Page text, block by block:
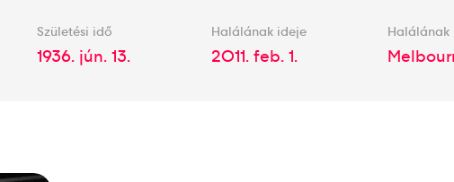
Születési idő
1936. jún. 13.
Halálának ideje
2011. feb. 1.
Halálának